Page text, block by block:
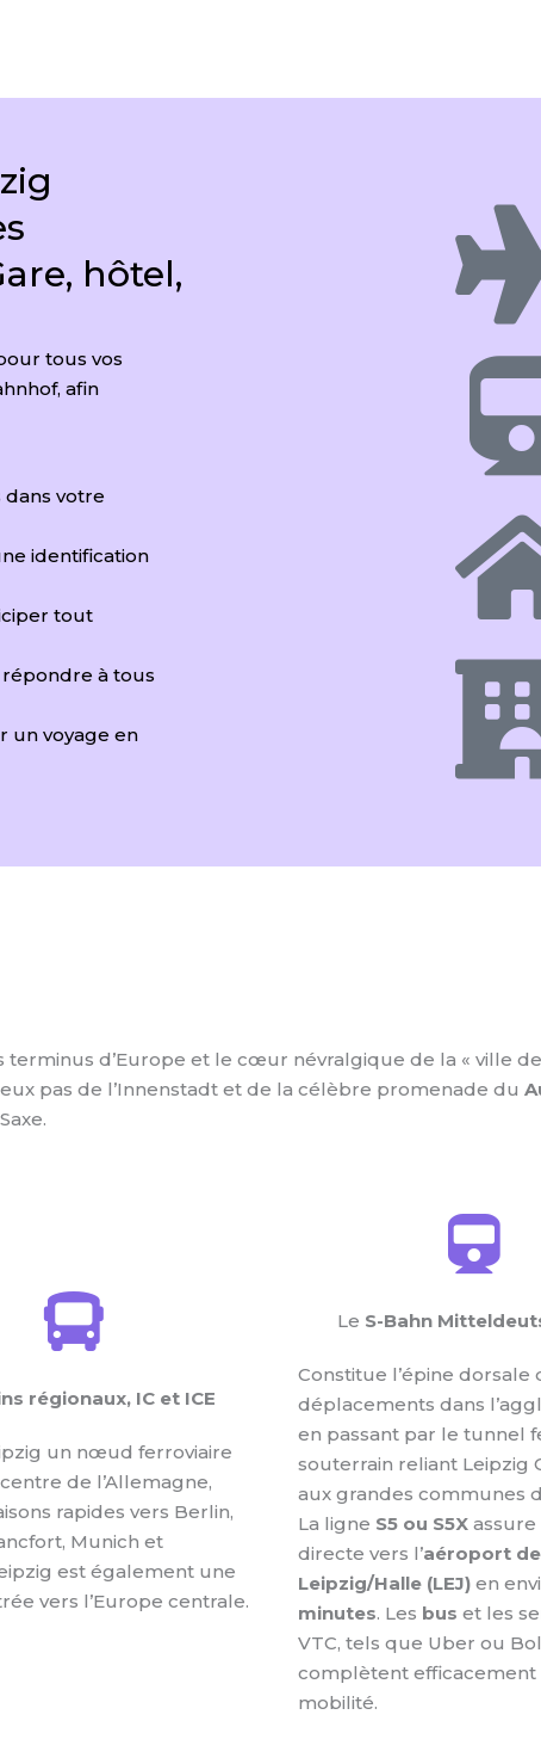
hôtel,
tous vos
afin
dans votre
identification
tout
à tous
un voyage en
d’Europe et le cœur névralgique de la « ville
pas de l’Innenstadt et de la célèbre promenade du
régionaux, IC et ICE
un nœud ferroviaire
de l’Allemagne,
rapides vers Berlin,
Munich et
est également une
vers l’Europe centrale.
Le S-Bahn
Constitue l’épine dorsale
déplacements dans
en passant par le tunnel
souterrain reliant Leipzig
aux grandes communes
La ligne S5 ou S5X assure
directe vers l’aéroport de
Leipzig/Halle (LEJ) en
minutes. Les bus et les
VTC, tels que Uber ou
complètent efficacement
mobilité.